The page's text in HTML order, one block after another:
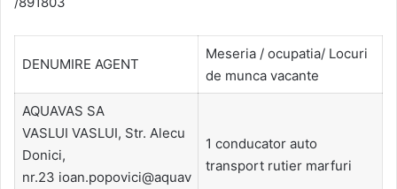
DENUMIRE AGENT
Meseria / ocupatia/ Locuri
de munca vacante
AQUAVAS SA
VASLUI VASLUI, Str. Alecu
Donici,
nr.23 ioan.popovici@aquav
1 conducator auto
transport rutier marfuri